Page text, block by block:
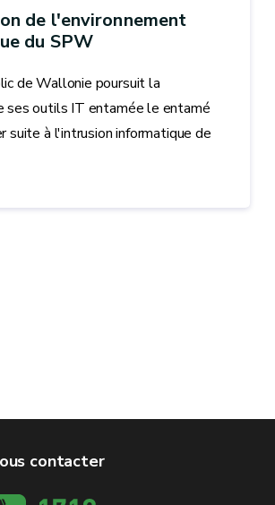
de l'environnement
du SPW
de Wallonie poursuit la
ses outils IT entamée le entamé
suite à l'intrusion informatique de
contacter